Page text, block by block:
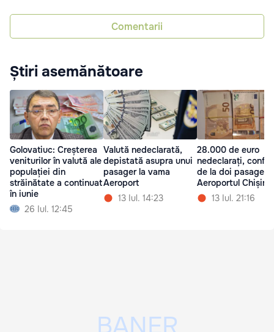
Comentarii
Știri asemănătoare
Golovatiuc: Creșterea
veniturilor în valută ale
populației din
străinătate a continuat
în iunie
26 Iul. 12:45
Valută nedeclarată,
depistată asupra unui
pasager la vama
Aeroport
13 Iul. 14:23
28.000 de euro
nedeclarați,
de la doi pasageri
Aeroportul
13 Iul. 21:16